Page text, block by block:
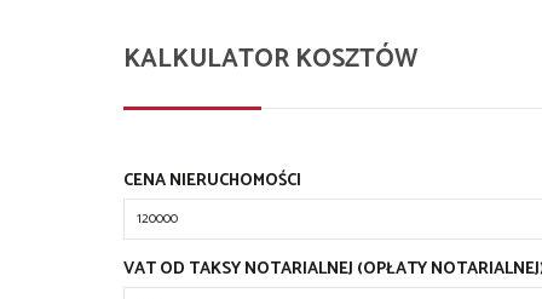
KALKULATOR KOSZTÓW
CENA NIERUCHOMOŚCI
VAT OD TAKSY NOTARIALNEJ (OPŁATY